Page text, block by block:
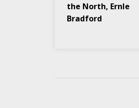
the North, Ernle
Bradford